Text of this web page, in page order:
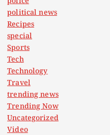
political news
Recipes
special
Sports
Tech
Technology
Travel
trending news
Trending Now
Uncategorized
Video